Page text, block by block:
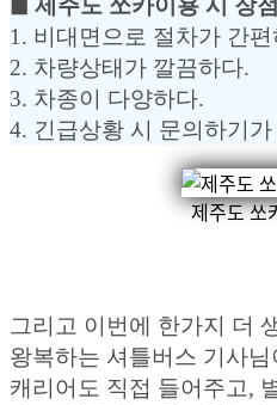
◼︎ 제주도 쏘카이용 시 장점
1. 비대면으로 절차가 간편
2. 차량상태가 깔끔하다.
3. 차종이 다양하다.
4. 긴급상황 시 문의하기
제주도
그리고 이번에 한가지 더
왕복하는 셔틀버스 기사
캐리어도 직접 들어주고,